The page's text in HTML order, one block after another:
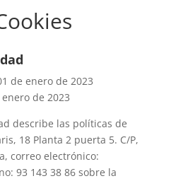
de enero de 2023
de 2023
describe las políticas de
18 Planta 2 puerta 5. C/P,
correo electrónico:
93 143 38 86 sobre la